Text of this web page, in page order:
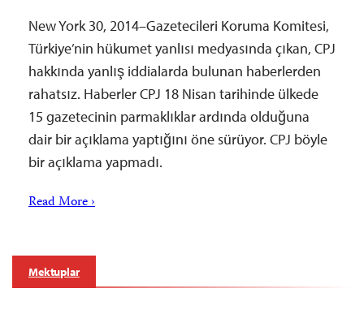
New York 30, 2014–Gazetecileri Koruma Komitesi,
Türkiye’nin hükumet yanlısı medyasında çıkan, CPJ
hakkında yanlış iddialarda bulunan haberlerden
rahatsız. Haberler CPJ 18 Nisan tarihinde ülkede
15 gazetecinin parmaklıklar ardında olduğuna
dair bir açıklama yaptığını öne sürüyor. CPJ böyle
bir açıklama yapmadı.
Read More ›
Mektuplar